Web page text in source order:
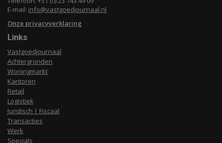
E-mail: info@vastgoedjournaal.nl
Onze privacyverklaring
Links
Vastgoedjournaal
Achtergronden
Woningmarkt
Kantoren
Retail
Logistiek
Juridisch | Fiscaal
Transacties
Werk
Specials